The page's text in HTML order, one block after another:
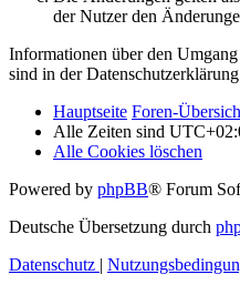
der Nutzer den
Informationen über den
sind in der
Hauptseite Foren-
Alle Zeiten sind
Alle Cookies löschen
Powered by phpBB® Forum
Deutsche Übersetzung durch
Datenschutz |